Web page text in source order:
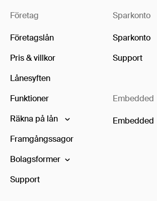
Företag
Företagslån
Pris & villkor
Lånesyften
Funktioner
Räkna på lån
Framgångssagor
Bolagsformer
Support
Sparkonto
Sparkonto
Support
Embedded
Embedded